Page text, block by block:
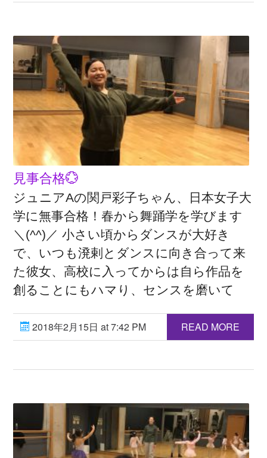
見事合格💮
ジュニアAの関戸彩子ちゃん、日本女子大
学に無事合格！春から舞踊学を学びます
＼(^^)／ 小さい頃からダンスが大好き
で、いつも溌剌とダンスに向き合って来
た彼女、高校に入ってからは自ら作品を
創ることにもハマり、センスを磨いて
2018年2月15日 at 7:42 PM READ MORE